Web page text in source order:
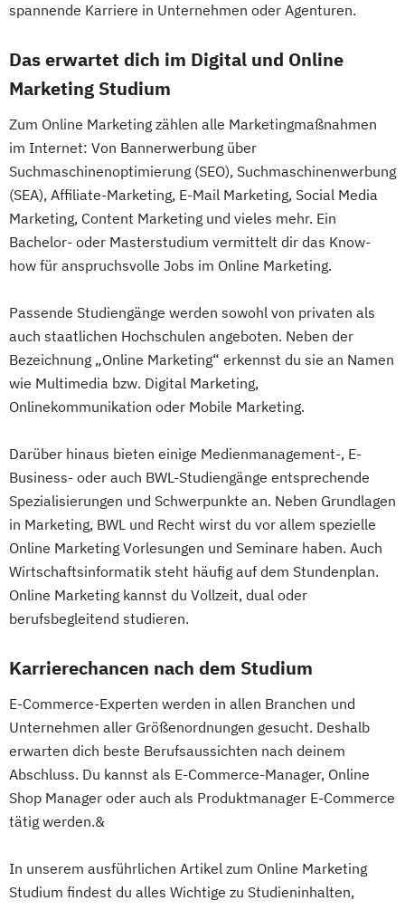
spannende Karriere in Unternehmen oder Agenturen.
Das erwartet dich im Digital und Online
Marketing Studium
Zum Online Marketing zählen alle Marketingmaßnahmen
im Internet: Von Bannerwerbung über
Suchmaschinenoptimierung (SEO), Suchmaschinenwerbung
(SEA), Affiliate-Marketing, E-Mail Marketing, Social Media
Marketing, Content Marketing und vieles mehr. Ein
Bachelor- oder Masterstudium vermittelt dir das Know-
how für anspruchsvolle Jobs im Online Marketing.
Passende Studiengänge werden sowohl von privaten als
auch staatlichen Hochschulen angeboten. Neben der
Bezeichnung „Online Marketing“ erkennst du sie an Namen
wie Multimedia bzw. Digital Marketing,
Onlinekommunikation oder Mobile Marketing.
Darüber hinaus bieten einige Medienmanagement-, E-
Business- oder auch BWL-Studiengänge entsprechende
Spezialisierungen und Schwerpunkte an. Neben Grundlagen
in Marketing, BWL und Recht wirst du vor allem spezielle
Online Marketing Vorlesungen und Seminare haben. Auch
Wirtschaftsinformatik steht häufig auf dem Stundenplan.
Online Marketing kannst du Vollzeit, dual oder
berufsbegleitend studieren.
Karrierechancen nach dem Studium
E-Commerce-Experten werden in allen Branchen und
Unternehmen aller Größenordnungen gesucht. Deshalb
erwarten dich beste Berufsaussichten nach deinem
Abschluss. Du kannst als E-Commerce-Manager, Online
Shop Manager oder auch als Produktmanager E-Commerce
tätig werden.&
In unserem ausführlichen Artikel zum Online Marketing
Studium findest du alles Wichtige zu Studieninhalten,